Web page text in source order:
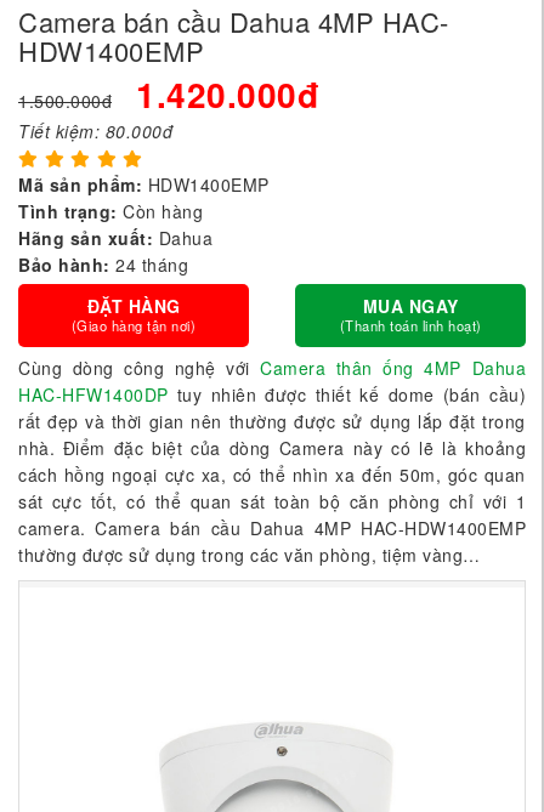
Camera bán cầu Dahua 4MP HAC-
HDW1400EMP
1.500.000đ 1.420.000đ
Tiết kiệm: 80.000đ
Mã sản phẩm: HDW1400EMP
Tình trạng: Còn hàng
Hãng sản xuất: Dahua
Bảo hành: 24 tháng
ĐẶT HÀNG
(Giao hàng tận nơi)
MUA NGAY
(Thanh toán linh hoạt)
Cùng dòng công nghệ vớiCamera thân ống 4MP Dahua
HAC-HFW1400DP tuy nhiên được thiết kế dome (bán cầu)
rất đẹp và thời gian nên thường được sử dụng lắp đặt trong
nhà. Điểm đặc biệt của dòng Camera này có lẽ là khoảng
cách hồng ngoại cực xa, có thể nhìn xa đến 50m, góc quan
sát cực tốt, có thể quan sát toàn bộ căn phòng chỉ với 1
camera. Camera bán cầu Dahua 4MP HAC-HDW1400EMP
thường được sử dụng trong các văn phòng, tiệm vàng…